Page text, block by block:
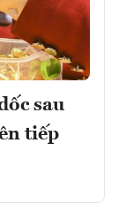
sau
tiếp